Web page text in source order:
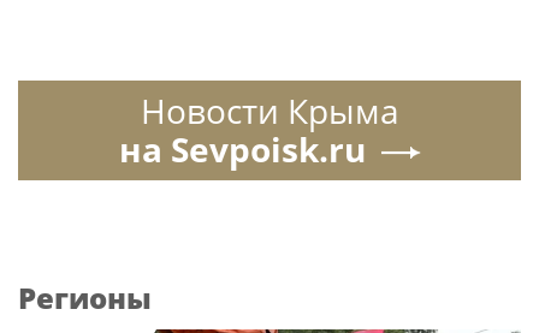
Новости Крыма
на Sevpoisk.ru
Регионы